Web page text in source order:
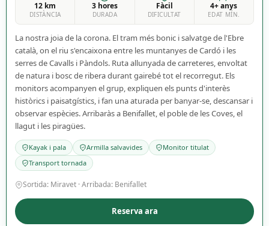
12 km
DISTÀNCIA
3 hores
DURADA
Fàcil
DIFICULTAT
4+ anys
EDAT MÍN.
La nostra joia de la corona. El tram més bonic i salvatge de l'Ebre
català, on el riu s'encaixona entre les muntanyes de Cardó i les
serres de Cavalls i Pàndols. Ruta allunyada de carreteres, envoltat
de natura i bosc de ribera durant gairebé tot el recorregut. Els
monitors acompanyen el grup, expliquen els punts d'interès
històrics i paisatgístics, i fan una aturada per banyar-se, descansar i
observar espècies. Arribaràs a Benifallet, el poble de les Coves, el
llagut i les piragües.
Kayak i pala Armilla salvavides
Monitor titulat
Transport tornada
Sortida: Miravet · Arribada: Benifallet
Reserva ara